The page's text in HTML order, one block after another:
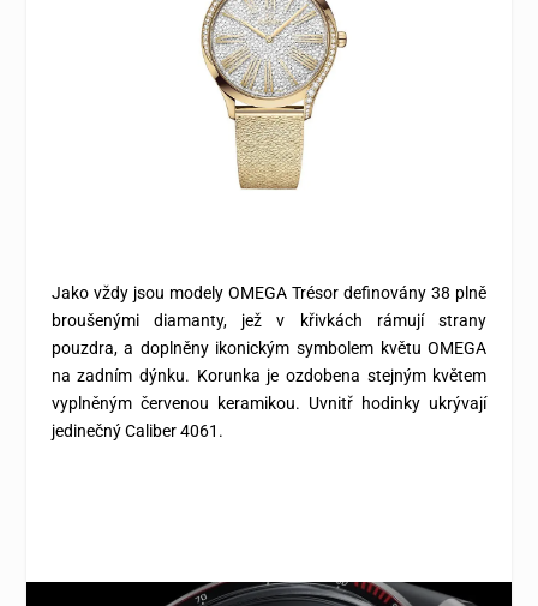
Jako vždy jsou modely OMEGA Trésor definovány 38 plně
broušenými diamanty, jež v křivkách rámují strany
pouzdra, a doplněny ikonickým symbolem květu OMEGA
na zadním dýnku. Korunka je ozdobena stejným květem
vyplněným červenou keramikou. Uvnitř hodinky ukrývají
jedinečný Caliber 4061.